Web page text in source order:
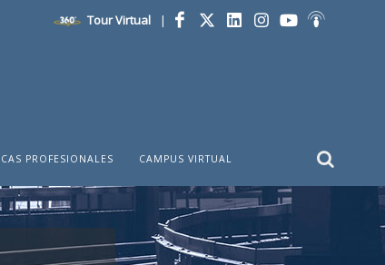
Tour Virtual |
PROFESIONALES CAMPUS VIRTUAL